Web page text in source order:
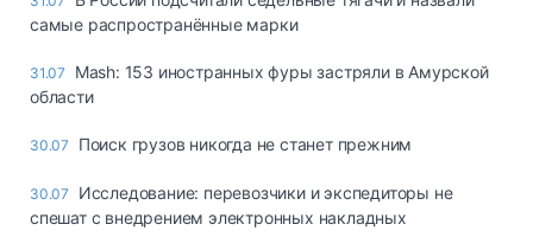
самые распространённые марки
31.07
Mash: 153 иностранных фуры застряли в Амурской
области
30.07 Поиск грузов никогда не станет прежним
30.07
Исследование: перевозчики и экспедиторы не
спешат с внедрением электронных накладных